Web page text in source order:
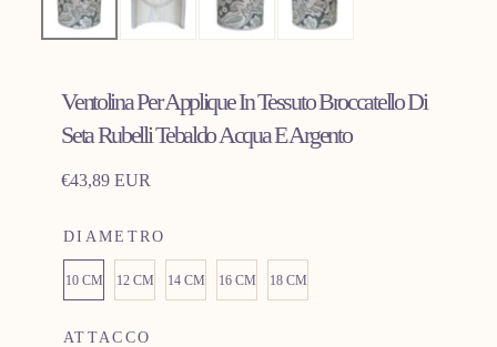
media
0
modale
Ventolina Per Applique In Tessuto Broccatello Di
Seta Rubelli Tebaldo Acqua E Argento
Prezzo
€43,89 EUR
DIAMETRO
10 CM 12 CM 14 CM 16 CM 18 CM
ATTACCO